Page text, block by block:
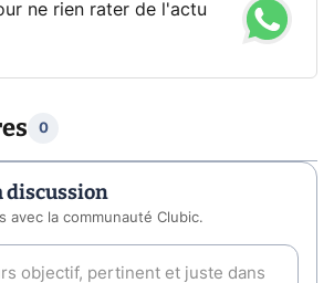
ne rien rater de l'actu
0
discussion
avec la communauté Clubic.